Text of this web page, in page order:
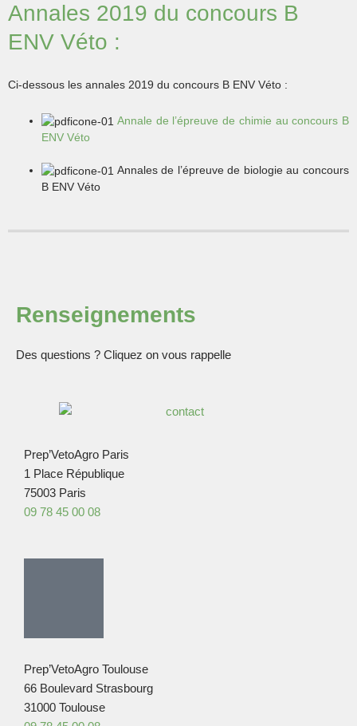
Annales 2019 du concours B
ENV Véto :
Ci-dessous les annales 2019 du concours B ENV Véto :
Annale de l’épreuve de chimie au concours B
ENV Véto
Annales de l’épreuve de biologie au concours
B ENV Véto
Renseignements
Des questions ? Cliquez on vous rappelle
Prep’VetoAgro Paris
1 Place République
75003 Paris
09 78 45 00 08
Prep’VetoAgro Toulouse
66 Boulevard Strasbourg
31000 Toulouse